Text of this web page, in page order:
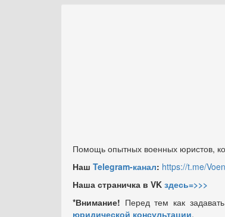
Помощь опытных военных юристов,
Наш Telegram-канал: https://t.me/
Наша страничка в VK здесь=>>>
*Внимание! Перед тем как
юридической консультации.